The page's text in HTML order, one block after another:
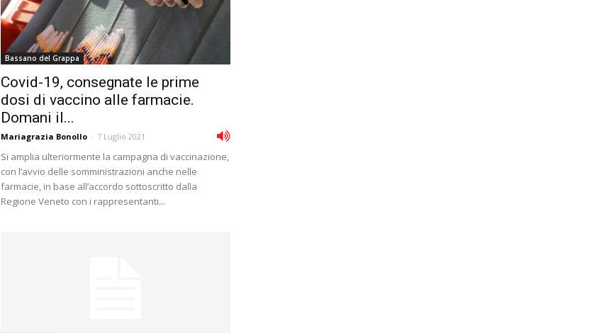
Bassano del Grappa
Covid-19, consegnate le prime
dosi di vaccino alle farmacie.
Domani il...
Mariagrazia Bonollo - 7 Luglio 2021
Si amplia ulteriormente la campagna di vaccinazione,
con l’avvio delle somministrazioni anche nelle
farmacie, in base all’accordo sottoscritto dalla
Regione Veneto con i rappresentanti...